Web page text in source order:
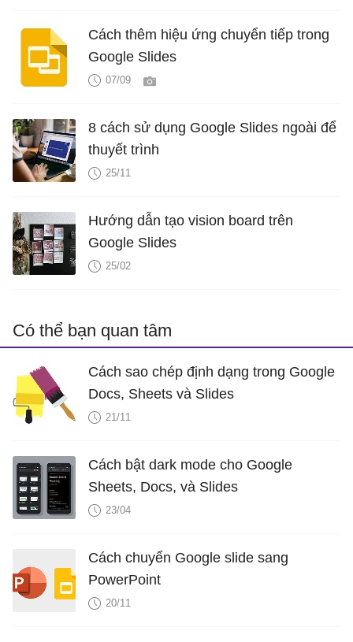
Cách thêm hiệu ứng chuyển tiếp trong
Google Slides
07/09
8 cách sử dụng Google Slides ngoài để
thuyết trình
25/11
Hướng dẫn tạo vision board trên
Google Slides
25/02
Có thể bạn quan tâm
Cách sao chép định dạng trong Google
Docs, Sheets và Slides
21/11
Cách bật dark mode cho Google
Sheets, Docs, và Slides
23/04
Cách chuyển Google slide sang
PowerPoint
20/11